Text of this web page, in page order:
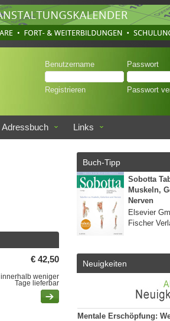
Benutzername Passwort
Registrieren Passwort
Adressbuch Links
€ 42,50
innerhalb weniger
Tage lieferbar
Buch-Tipp
Sobotta
Muskeln,
Nerven
Elsevier
Fischer
Neuigkeiten
Mentale Erschöpfung: